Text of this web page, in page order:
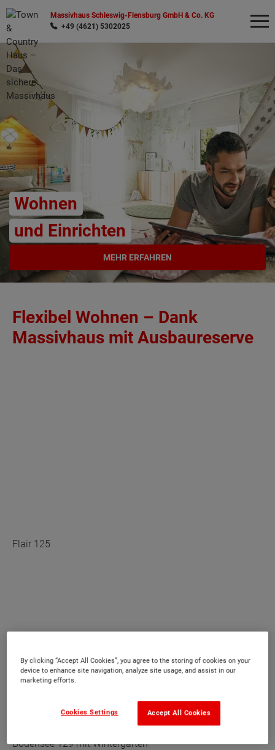
Massivhaus Schleswig-Flensburg GmbH & Co. KG
+49 (4621) 5302025
Wohnen
und Einrichten
MEHR ERFAHREN
Flexibel Wohnen – Dank
Massivhaus mit Ausbaureserve
Flair 125
Bodensee 129 mit Wintergarten
Wonach möchten Sie suchen?
By clicking “Accept All Cookies”, you agree to the storing of cookies on your
device to enhance site navigation, analyze site usage, and assist in our
marketing efforts.
Accept All Cookies
Cookies Settings